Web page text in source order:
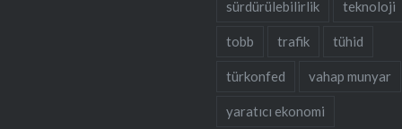
sürdürülebilirlik teknoloji
tobb trafik tühid
türkonfed vahap munyar
yaratıcı ekonomi